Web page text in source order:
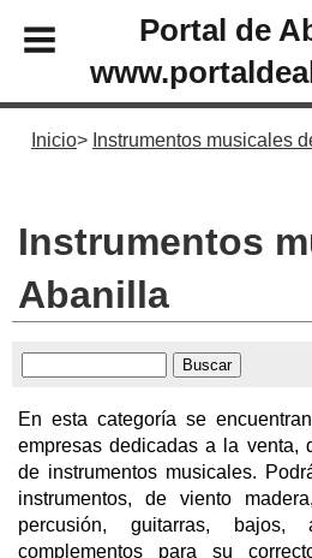
Portal de
Inicio Instrumentos musicales
Instrumentos
Abanilla
En esta categoría se
empresas dedicadas a la venta,
de instrumentos musicales.
instrumentos, de viento
percusión, guitarras,
complementos para su